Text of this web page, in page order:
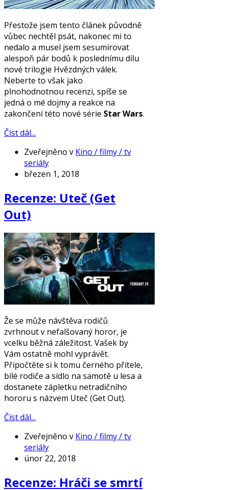
Přestože jsem tento článek původně
vůbec nechtěl psát, nakonec mi to
nedalo a musel jsem sesumírovat
alespoň pár bodů k poslednímu dílu
nové trilogie Hvězdných válek.
Neberte to však jako
plnohodnotnou recenzi, spíše se
jedná o mé dojmy a reakce na
zakončení této nové série Star Wars.
Číst dál...
Zveřejněno v Kino / filmy / tv
seriály
březen 1, 2018
Recenze: Uteč (Get
Out)
Že se může návštěva rodičů
zvrhnout v nefalšovaný horor, je
vcelku běžná záležitost. Vašek by
Vám ostatně mohl vyprávět.
Připočtěte si k tomu černého přítele,
bílé rodiče a sídlo na samotě u lesa a
dostanete zápletku netradičního
hororu s názvem Uteč (Get Out).
Číst dál...
Zveřejněno v Kino / filmy / tv
seriály
únor 22, 2018
Recenze: Hráči se smrtí